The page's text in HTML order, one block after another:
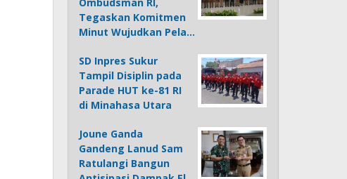
Tegaskan Komitmen
Minut Wujudkan Pela…
SD Inpres Sukur
Tampil Disiplin pada
Parade HUT ke-81 RI
di Minahasa Utara
Joune Ganda
Gandeng Lanud Sam
Ratulangi Bangun